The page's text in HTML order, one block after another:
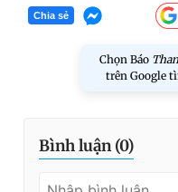
Chia sẻ
Chọn Báo
trên Google
Bình luận (0)